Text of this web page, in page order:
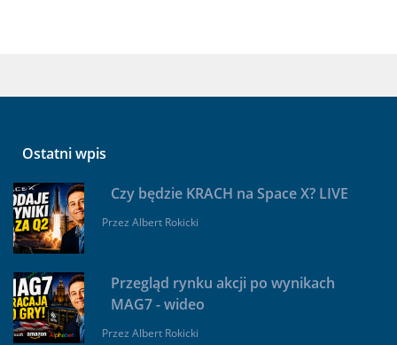
Ostatni wpis
Czy będzie KRACH na Space X? LIVE
Przez Albert Rokicki
Przegląd rynku akcji po wynikach
MAG7 - wideo
Przez Albert Rokicki